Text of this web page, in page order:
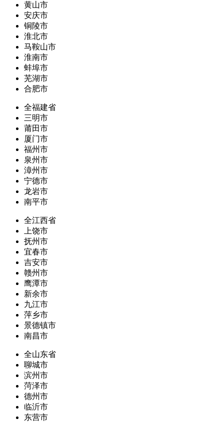
黄山市
安庆市
铜陵市
淮北市
马鞍山市
淮南市
蚌埠市
芜湖市
合肥市
全福建省
三明市
莆田市
厦门市
福州市
泉州市
漳州市
宁德市
龙岩市
南平市
全江西省
上饶市
抚州市
宜春市
吉安市
赣州市
鹰潭市
新余市
九江市
萍乡市
景德镇市
南昌市
全山东省
聊城市
滨州市
菏泽市
德州市
临沂市
东营市